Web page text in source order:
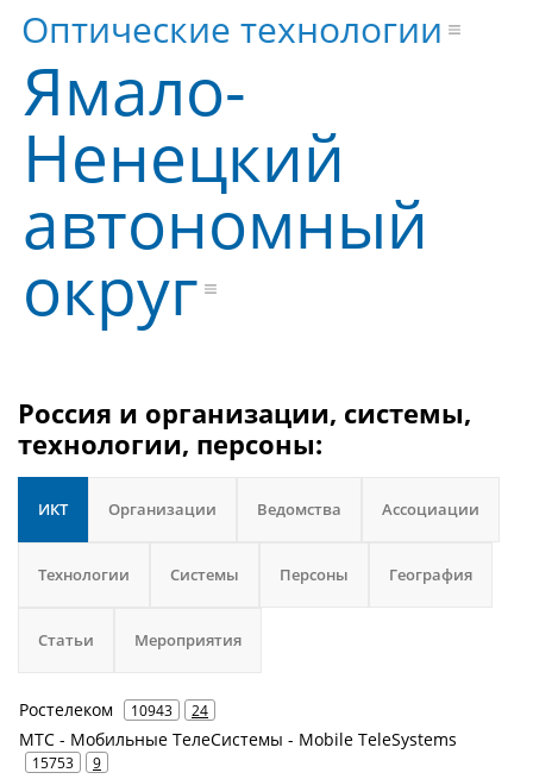
Ямало-
Ненецкий
автономный
округ
Оптические технологии
Россия и организации, системы,
технологии, персоны:
ИКТ Организации Ведомства Ассоциации
Технологии Системы Персоны География
Статьи Мероприятия
Ростелеком 10943 24
МТС - Мобильные ТелеСистемы - Mobile TeleSystems
15753 9